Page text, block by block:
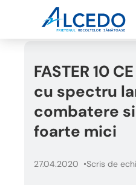
FASTER 10
cu spectru
combatere
foarte mici
27.04.2020 Scris de